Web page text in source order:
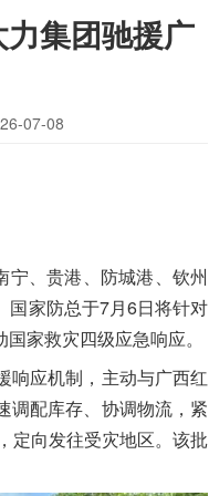
集团驰援广
07-08
宁、贵港、防城港、钦州
国家防总于7月6日将针对
家救灾四级应急响应。
响应机制，主动与广西红
调配库存、协调物流，紧
定向发往受灾地区。该批